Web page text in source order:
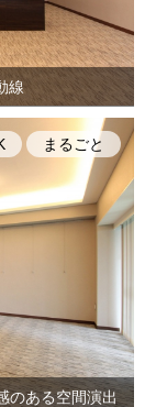
線
のある空間演出
まるごと